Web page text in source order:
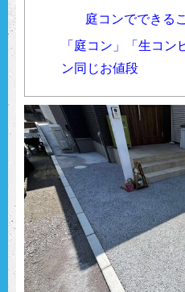
庭コンでできる
「庭コン」「生コン
ン同じお値段